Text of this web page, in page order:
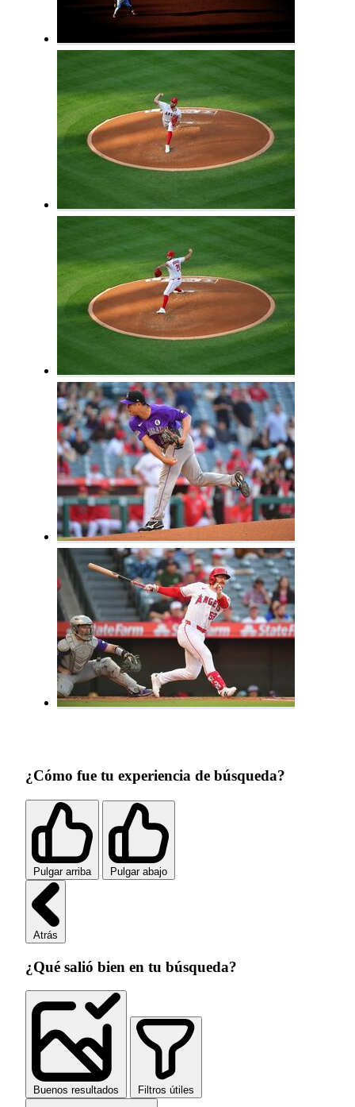
¿Cómo fue tu experiencia de búsqueda?
Pulgar arriba Pulgar abajo
Atrás
¿Qué salió bien en tu búsqueda?
Buenos resultados Filtros útiles